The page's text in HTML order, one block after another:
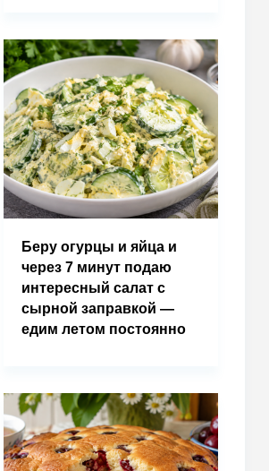
Беру огурцы и яйца и
через 7 минут подаю
интересный салат с
сырной заправкой —
едим летом постоянно